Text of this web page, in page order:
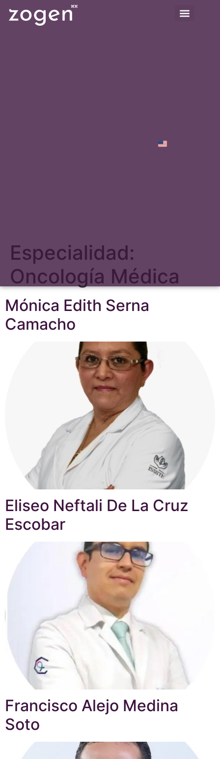
Especialidad:
Oncología Médica
Mónica Edith Serna
Camacho
Eliseo Neftali De La Cruz
Escobar
Francisco Alejo Medina
Soto